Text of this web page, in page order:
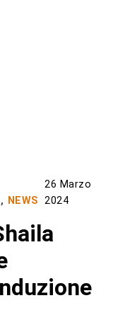
, NEWS
26 Marzo
2024